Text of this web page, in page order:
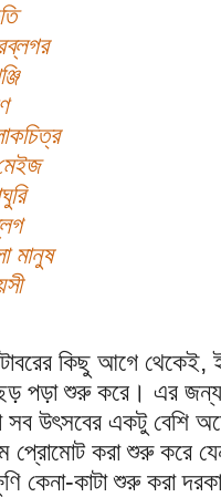
মানুষ
কিছু আগে
পড়া শুরু করে। এর জন্য
সব উৎসবের একটু বেশি
প্রোমোট করা শুরু করে
কেনা-কাটা শুরু করা